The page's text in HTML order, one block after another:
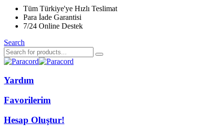
Tüm Türkiye'ye Hızlı Teslimat
Para İade Garantisi
7/24 Online Destek
Search
Yardım
Favorilerim
Hesap Oluştur!